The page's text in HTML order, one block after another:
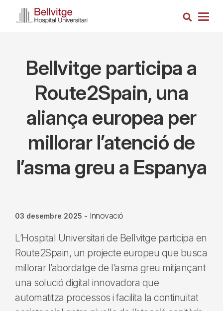
Cerca
Bellvitge participa a
Route2Spain, una
aliança europea per
millorar l’atenció de
l’asma greu a Espanya
03 desembre 2025 - Innovació
L’Hospital Universitari de Bellvitge participa en
Route2Spain, un projecte europeu que busca
millorar l’abordatge de l’asma greu mitjançant
una solució digital innovadora que
automatitza processos i facilita la continuïtat